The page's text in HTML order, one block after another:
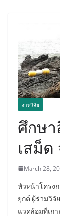
งานวิจัย
ศึกษา
เสม็ด
March 28,
หัวหน้าโครง
ยุกต์ ผู้ร่วมวิจั
แวดล้อมที่เก